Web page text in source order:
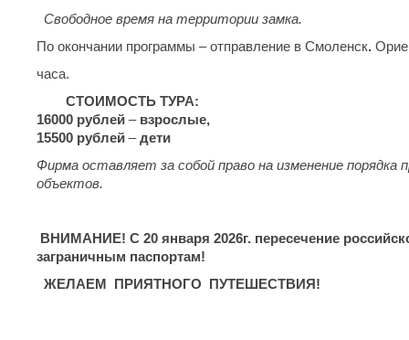
Свободное время на территории замка.
По окончании программы – отправление в Смоленск.
часа.
СТОИМОСТЬ ТУРА:
16000 рублей – взрослые,
15500 рублей –дети
Фирма оставляет за собой право на изменение порядка
объектов.
ВНИМАНИЕ! С 20 января 2026г. пересечение
заграничным паспортам!
ЖЕЛАЕМ ПРИЯТНОГО ПУТЕШЕСТВИЯ!